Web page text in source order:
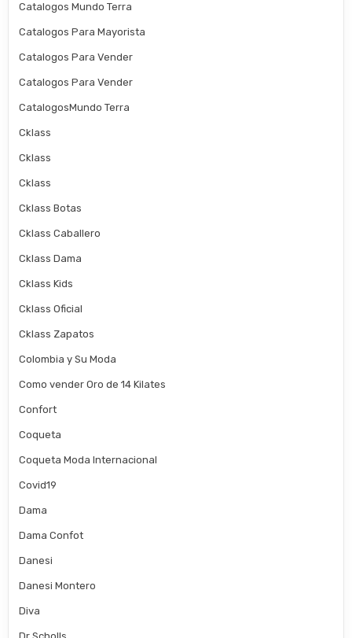
Catalogos Mundo Terra
Catalogos Para Mayorista
Catalogos Para Vender
Catalogos Para Vender
CatalogosMundo Terra
Cklass
Cklass
Cklass
Cklass Botas
Cklass Caballero
Cklass Dama
Cklass Kids
Cklass Oficial
Cklass Zapatos
Colombia y Su Moda
Como vender Oro de 14 Kilates
Confort
Coqueta
Coqueta Moda Internacional
Covid19
Dama
Dama Confot
Danesi
Danesi Montero
Diva